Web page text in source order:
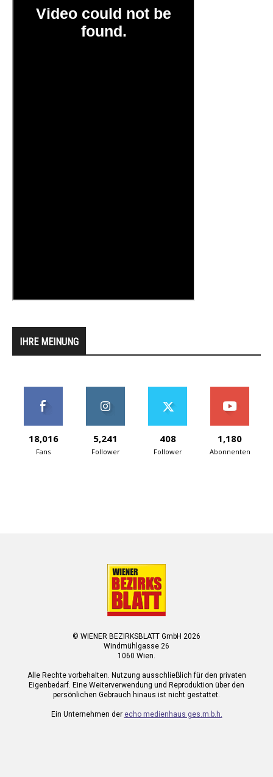
IHRE MEINUNG
18,016
Fans
5,241
Follower
408
Follower
1,180
Abonnenten
© WIENER BEZIRKSBLATT GmbH 2026
Windmühlgasse 26
1060 Wien.
Alle Rechte vorbehalten. Nutzung ausschließlich für den privaten
Eigenbedarf. Eine Weiterverwendung und Reproduktion über den
persönlichen Gebrauch hinaus ist nicht gestattet.
Ein Unternehmen der echo medienhaus ges.m.b.h.